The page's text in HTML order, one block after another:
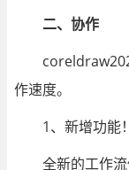
二、协作
coreldraw2020
作速度。
1、新增功能
全新的工作流